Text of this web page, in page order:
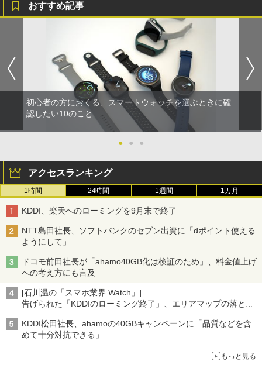
おすすめ記事
初心者の方におくる、スマートウォッチを選ぶときに確
認したい10のこと
● ● ●
アクセスランキング
1時間 24時間 1週間 1カ月
KDDI、楽天へのローミングを9月末で終了
NTT島田社長、ソフトバンクのセブン出資に「dポイント使える
ようにして」
ドコモ前田社長が「ahamo40GB化は検証のため」、料金値上げ
への考え方にも言及
[石川温の「スマホ業界 Watch」]
告げられた「KDDIのローミング終了」、エリアマップの落とし
穴と楽天モバイルの課題
KDDI松田社長、ahamoの40GBキャンペーンに「品質などを含
めて十分対抗できる」
もっと見る